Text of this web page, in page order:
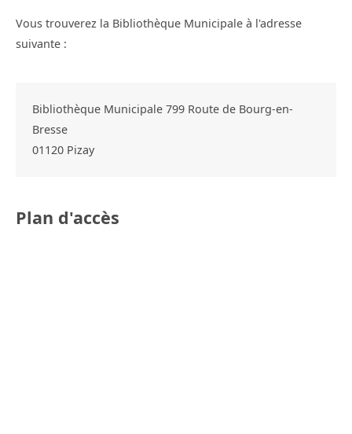
Vous trouverez la Bibliothèque Municipale à l'adresse
suivante :
Bibliothèque Municipale 799 Route de Bourg-en-
Bresse
01120 Pizay
Plan d'accès